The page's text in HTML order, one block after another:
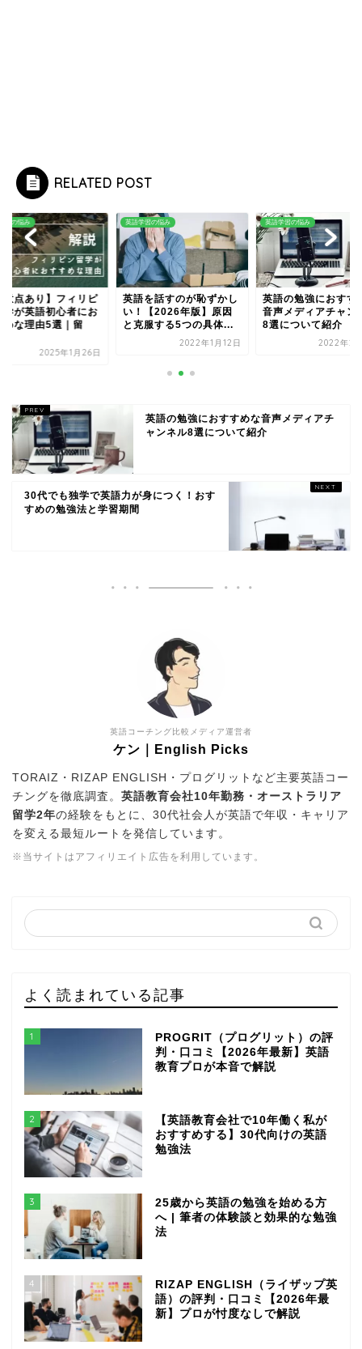
RELATED POST
フィリピ
心者にお
選｜留
年1月26日
英語学習の悩み
英語を話すのが恥ずかし
い！【2026年版】原因
と克服する5つの具体...
2022年1月12日
英語学習の悩み
英語の勉強におすすめな
音声メディアチャンネル
8選について紹介
2022年2月16日
英語の勉強におすすめな音声メディアチ
ャンネル8選について紹介
30代でも独学で英語力が身につく！おす
すめの勉強法と学習期間
英語コーチング比較メディア運営者
ケン｜English Picks
TORAIZ・RIZAP ENGLISH・プログリットなど主要英語コー
チングを徹底調査。 英語教育会社10年勤務・オーストラリア
留学2年の経験をもとに、30代社会人が英語で年収・キャリア
を変える最短ルートを発信しています。
※当サイトはアフィリエイト広告を利用しています。
よく読まれている記事
1
PROGRIT（プログリット）の評
判・口コミ【2026年最新】英語
教育プロが本音で解説
2
【英語教育会社で10年働く私が
おすすめする】30代向けの英語
勉強法
3
25歳から英語の勉強を始める方
へ | 筆者の体験談と効果的な勉強
法
4
RIZAP ENGLISH（ライザップ英
語）の評判・口コミ【2026年最
新】プロが忖度なしで解説